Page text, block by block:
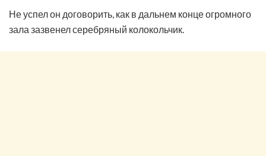
Не успел он договорить, как в дальнем конце огромного
зала зазвенел серебряный колокольчик.